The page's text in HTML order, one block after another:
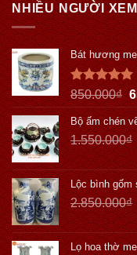
NHIỀU NGƯỜI XEM
Bát hương
Được xếp
hạng5.00
5 sao
850.000₫
Bộ ấm chén
1.550.000₫
Lộc bình gốm
2.850.000₫
Lọ hoa thờ